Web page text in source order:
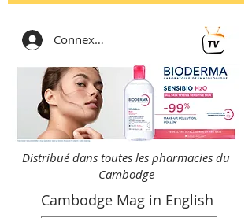
Connexion
Distribué dans toutes les pharmacies du
Cambodge
Cambodge Mag in English